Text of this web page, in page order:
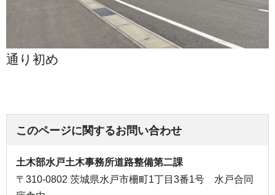
通り初め
このページに関するお問い合わせ
土木部水戸土木事務所道路整備第二課
〒310-0802 茨城県水戸市柵町1丁目3番1号 水戸合同